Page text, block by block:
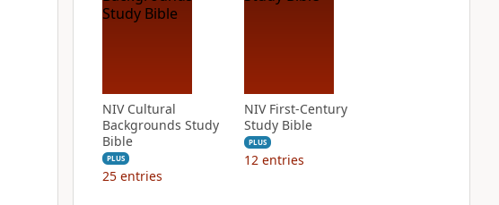
NIV Cultural
Backgrounds Study
Bible
PLUS
25 entries
NIV First-Century
Study Bible
PLUS
12 entries